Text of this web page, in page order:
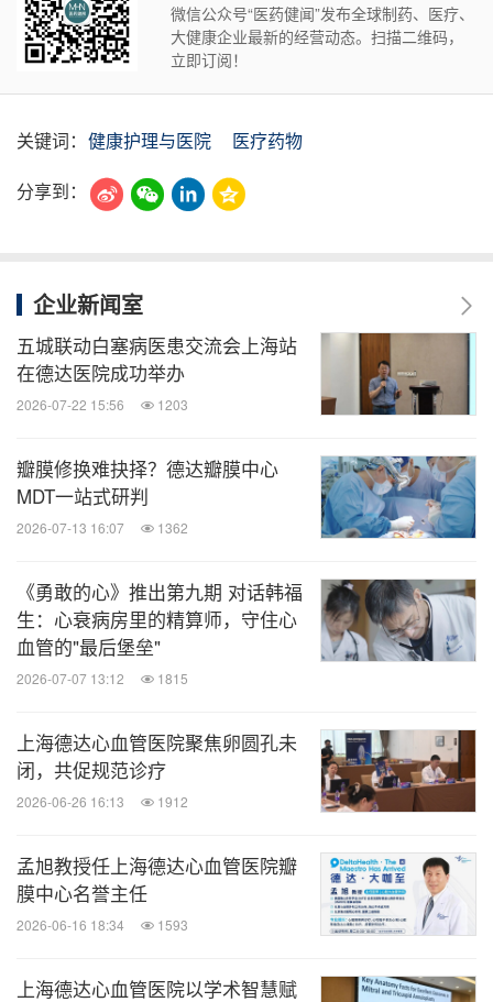
微信公众号“医药健闻”发布全球制药、医疗、
大健康企业最新的经营动态。扫描二维码，
立即订阅！
关键词： 健康护理与医院
医疗药物
分享到：
企业新闻室
五城联动白塞病医患交流会上海站
在德达医院成功举办
2026-07-22 15:56 1203
瓣膜修换难抉择？德达瓣膜中心
MDT一站式研判
2026-07-13 16:07 1362
《勇敢的心》推出第九期 对话韩福
生：心衰病房里的精算师，守住心
血管的"最后堡垒"
2026-07-07 13:12 1815
上海德达心血管医院聚焦卵圆孔未
闭，共促规范诊疗
2026-06-26 16:13 1912
孟旭教授任上海德达心血管医院瓣
膜中心名誉主任
2026-06-16 18:34 1593
上海德达心血管医院以学术智慧赋